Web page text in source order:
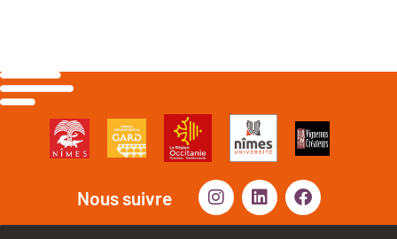
Nous suivre